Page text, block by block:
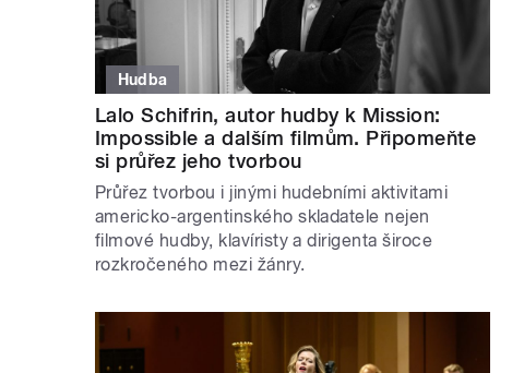
Hudba
Lalo Schifrin, autor hudby k Mission:
Impossible a dalším filmům. Připomeňte
si průřez jeho tvorbou
Průřez tvorbou i jinými hudebními aktivitami
americko-argentinského skladatele nejen
filmové hudby, klavíristy a dirigenta široce
rozkročeného mezi žánry.